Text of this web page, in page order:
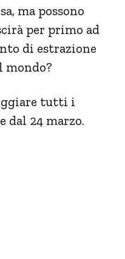
ma possono
per primo ad
di estrazione
mondo?
tutti i
dal 24 marzo.